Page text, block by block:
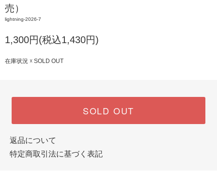
売）
lightning-2026-7
1,300円(税込1,430円)
在庫状況 ☓ SOLD OUT
SOLD OUT
返品について
特定商取引法に基づく表記